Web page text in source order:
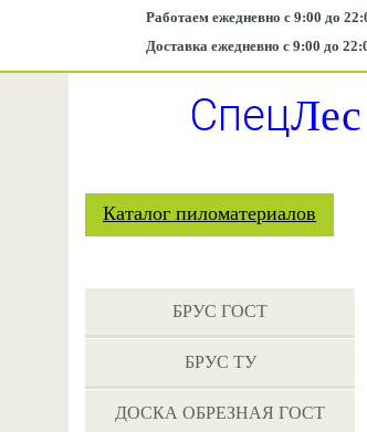
Работаем ежедневно с 9:00 до
Доставка ежедневно с 9:00 до
СпецЛес
Каталог пиломатериалов
БРУС ГОСТ
БРУС ТУ
ДОСКА ОБРЕЗНАЯ ГОСТ